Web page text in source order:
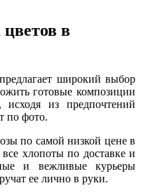
в
широкий выбор
готовые композиции
исходя из предпочтений
по фото.
по самой низкой цене в
хлопоты по доставке и
и вежливые курьеры
ее лично в руки.